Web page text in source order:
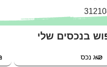
בנכסים שלי